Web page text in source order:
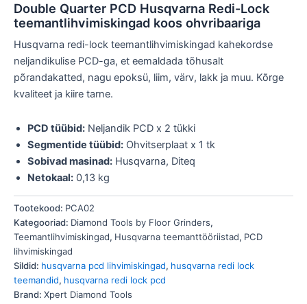
Double Quarter PCD Husqvarna Redi-Lock
teemantlihvimiskingad koos ohvribaariga
Husqvarna redi-lock teemantlihvimiskingad kahekordse
neljandikulise PCD-ga, et eemaldada tõhusalt
põrandakatted, nagu epoksü, liim, värv, lakk ja muu. Kõrge
kvaliteet ja kiire tarne.
PCD tüübid: Neljandik PCD x 2 tükki
Segmentide tüübid: Ohvitserplaat x 1 tk
Sobivad masinad: Husqvarna, Diteq
Netokaal: 0,13 kg
Tootekood: PCA02
Kategooriad: Diamond Tools by Floor Grinders,
Teemantlihvimiskingad, Husqvarna teemanttööriistad, PCD
lihvimiskingad
Sildid: husqvarna pcd lihvimiskingad, husqvarna redi lock
teemandid, husqvarna redi lock pcd
Brand: Xpert Diamond Tools